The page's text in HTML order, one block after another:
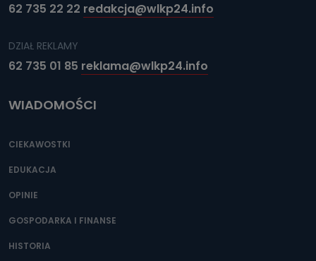
62 735 22 22 redakcja@wlkp24.info
DZIAŁ REKLAMY
62 735 01 85 reklama@wlkp24.info
WIADOMOŚCI
CIEKAWOSTKI
EDUKACJA
OPINIE
GOSPODARKA I FINANSE
HISTORIA